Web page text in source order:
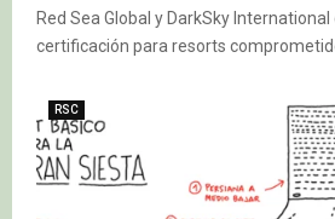
Red Sea Global y DarkSky
certificación para resorts
RSC